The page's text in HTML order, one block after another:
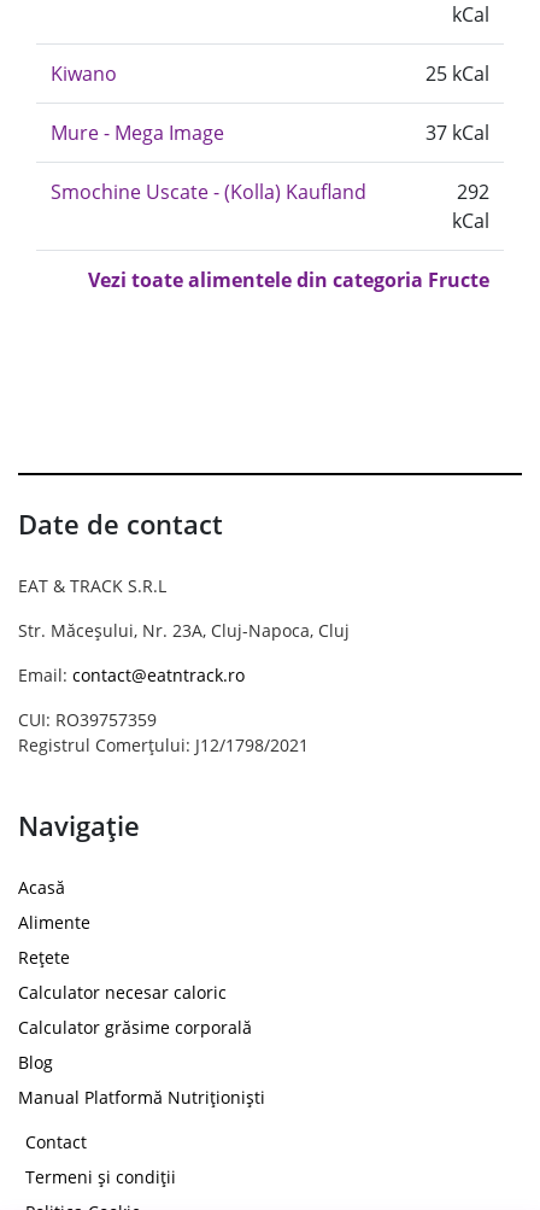
kCal
Kiwano 25 kCal
Mure - Mega Image 37 kCal
Smochine Uscate - (Kolla) Kaufland
292
kCal
Vezi toate alimentele din categoria Fructe
Date de contact
EAT & TRACK S.R.L
Str. Măceșului, Nr. 23A, Cluj-Napoca, Cluj
Email: contact@eatntrack.ro
CUI: RO39757359
Registrul Comerțului: J12/1798/2021
Navigație
Acasă
Alimente
Rețete
Calculator necesar caloric
Calculator grăsime corporală
Blog
Manual Platformă Nutriționiști
Contact
Termeni și condiții